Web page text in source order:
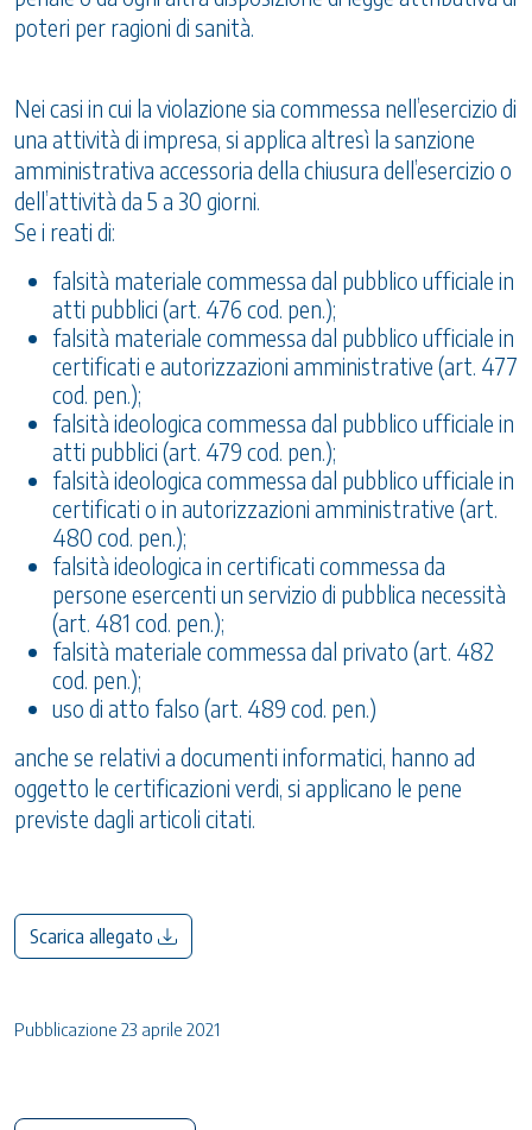
poteri per ragioni di sanità.
Nei casi in cui la violazione sia commessa nell’esercizio di
una attività di impresa, si applica altresì la sanzione
amministrativa accessoria della chiusura dell’esercizio o
dell’attività da 5 a 30 giorni.
Se i reati di:
falsità materiale commessa dal pubblico ufficiale in
atti pubblici (art. 476 cod. pen.);
falsità materiale commessa dal pubblico ufficiale in
certificati e autorizzazioni amministrative (art. 477
cod. pen.);
falsità ideologica commessa dal pubblico ufficiale in
atti pubblici (art. 479 cod. pen.);
falsità ideologica commessa dal pubblico ufficiale in
certificati o in autorizzazioni amministrative (art.
480 cod. pen.);
falsità ideologica in certificati commessa da
persone esercenti un servizio di pubblica necessità
(art. 481 cod. pen.);
falsità materiale commessa dal privato (art. 482
cod. pen.);
uso di atto falso (art. 489 cod. pen.)
anche se relativi a documenti informatici, hanno ad
oggetto le certificazioni verdi, si applicano le pene
previste dagli articoli citati.
Scarica allegato
Pubblicazione 23 aprile 2021